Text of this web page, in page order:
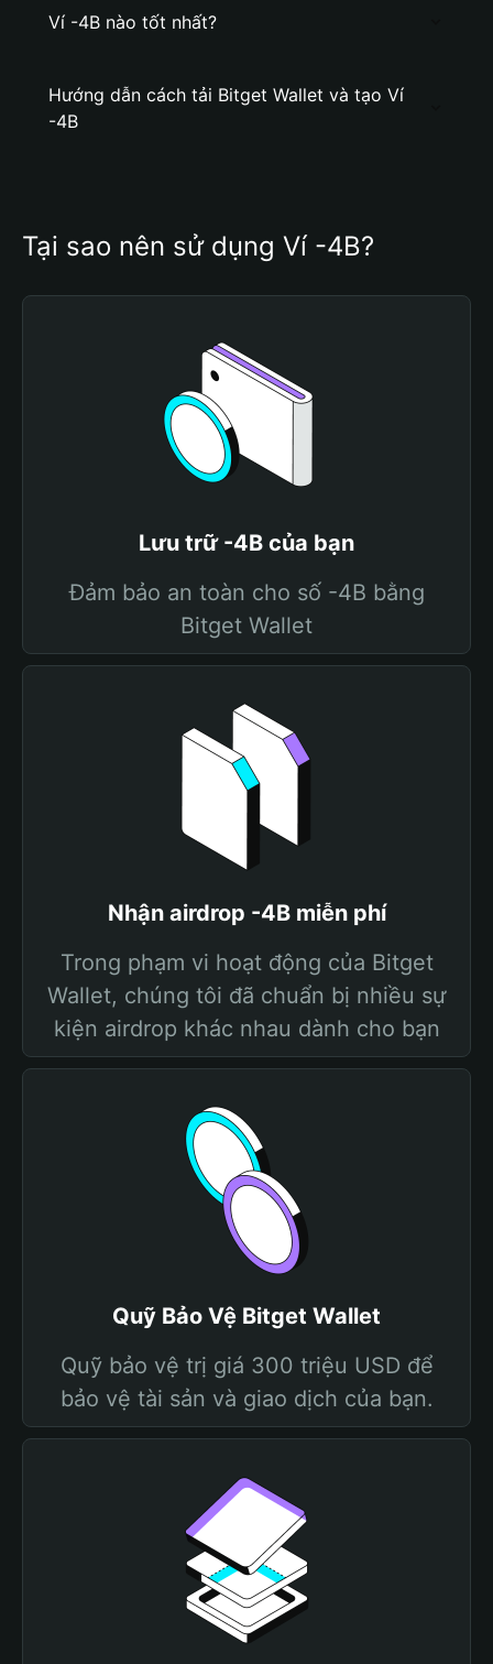
Ví -4B nào tốt nhất?
Hướng dẫn cách tải Bitget Wallet và tạo Ví
-4B
Tại sao nên sử dụng Ví -4B?
Lưu trữ -4B của bạn
Đảm bảo an toàn cho số -4B bằng
Bitget Wallet
Nhận airdrop -4B miễn phí
Trong phạm vi hoạt động của Bitget
Wallet, chúng tôi đã chuẩn bị nhiều sự
kiện airdrop khác nhau dành cho bạn
Quỹ Bảo Vệ Bitget Wallet
Quỹ bảo vệ trị giá 300 triệu USD để
bảo vệ tài sản và giao dịch của bạn.